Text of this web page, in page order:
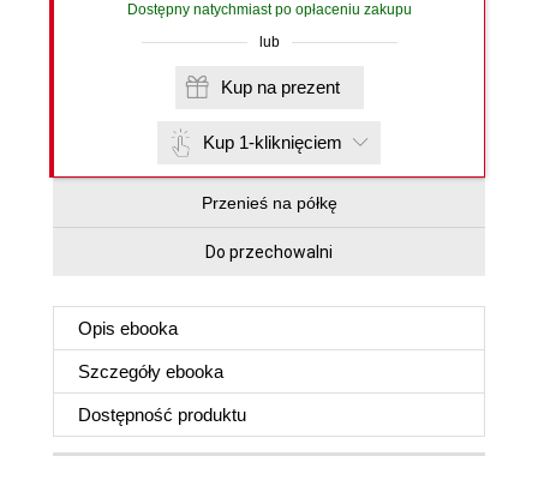
Dostępny natychmiast po opłaceniu zakupu
lub
Kup na prezent
Kup 1-kliknięciem
Przenieś na półkę
Do przechowalni
Opis ebooka
Szczegóły ebooka
Dostępność produktu